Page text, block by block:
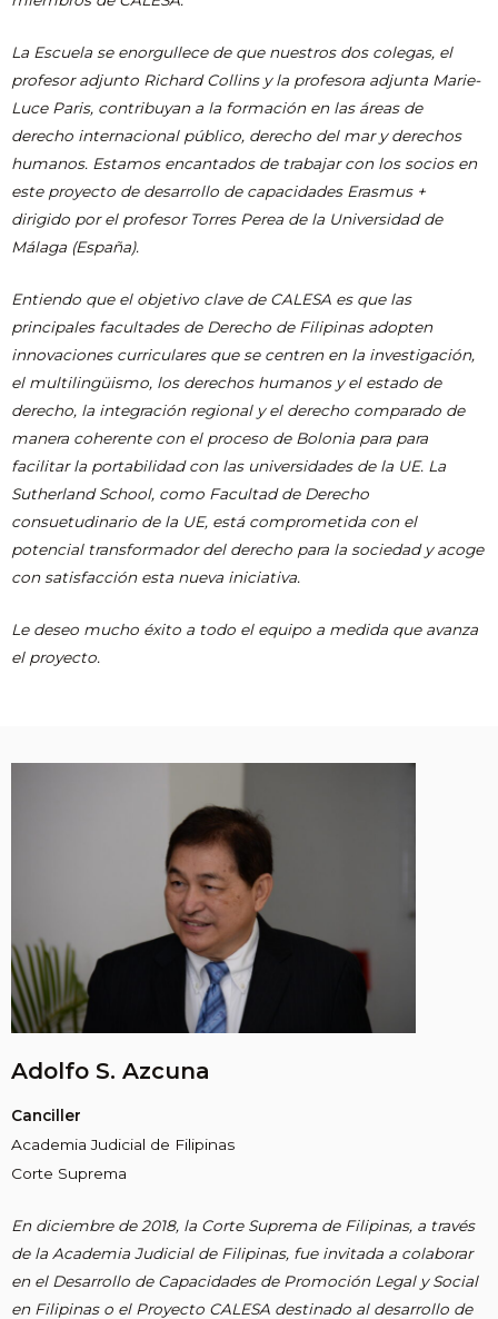
La Escuela se enorgullece de que nuestros dos colegas, el
profesor adjunto Richard Collins y la profesora adjunta Marie-
Luce Paris, contribuyan a la formación en las áreas de
derecho internacional público, derecho del mar y derechos
humanos. Estamos encantados de trabajar con los socios en
este proyecto de desarrollo de capacidades Erasmus +
dirigido por el profesor Torres Perea de la Universidad de
Málaga (España).
Entiendo que el objetivo clave de CALESA es que las
principales facultades de Derecho de Filipinas adopten
innovaciones curriculares que se centren en la investigación,
el multilingüismo, los derechos humanos y el estado de
derecho, la integración regional y el derecho comparado de
manera coherente con el proceso de Bolonia para para
facilitar la portabilidad con las universidades de la UE. La
Sutherland School, como Facultad de Derecho
consuetudinario de la UE, está comprometida con el
potencial transformador del derecho para la sociedad y acoge
con satisfacción esta nueva iniciativa.
Le deseo mucho éxito a todo el equipo a medida que avanza
el proyecto.
Adolfo S. Azcuna
Canciller
Academia Judicial de Filipinas
Corte Suprema
En diciembre de 2018, la Corte Suprema de Filipinas, a través
de la Academia Judicial de Filipinas, fue invitada a colaborar
en el Desarrollo de Capacidades de Promoción Legal y Social
en Filipinas o el Proyecto CALESA destinado al desarrollo de